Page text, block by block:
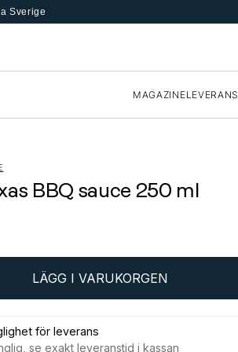
Sverige
MAGAZINELEVERANS
BBQ sauce 250 ml
LÄGG I VARUKORGEN
för leverans
se exakt leveranstid i kassan